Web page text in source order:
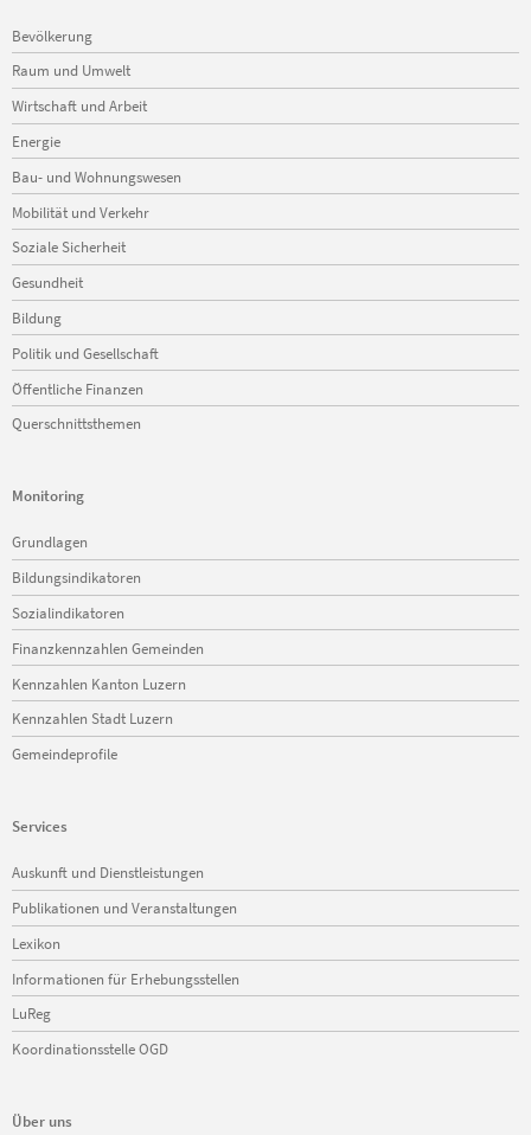
Navigation
überspringen
Bevölkerung
Raum und Umwelt
Wirtschaft und Arbeit
Energie
Bau- und Wohnungswesen
Mobilität und Verkehr
Soziale Sicherheit
Gesundheit
Bildung
Politik und Gesellschaft
Öffentliche Finanzen
Querschnittsthemen
Monitoring
Navigation
überspringen
Grundlagen
Bildungsindikatoren
Sozialindikatoren
Finanzkennzahlen Gemeinden
Kennzahlen Kanton Luzern
Kennzahlen Stadt Luzern
Gemeindeprofile
Services
Navigation
überspringen
Auskunft und Dienstleistungen
Publikationen und Veranstaltungen
Lexikon
Informationen für Erhebungsstellen
LuReg
Koordinationsstelle OGD
Über uns